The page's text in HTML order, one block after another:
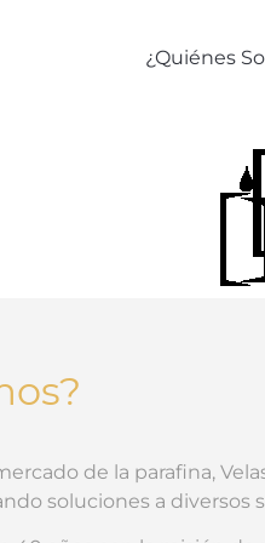
¿Quiénes
de la parafina,
soluciones a diversos